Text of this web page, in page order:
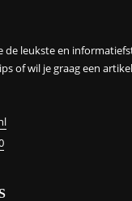
de leukste en
of wil je graag een